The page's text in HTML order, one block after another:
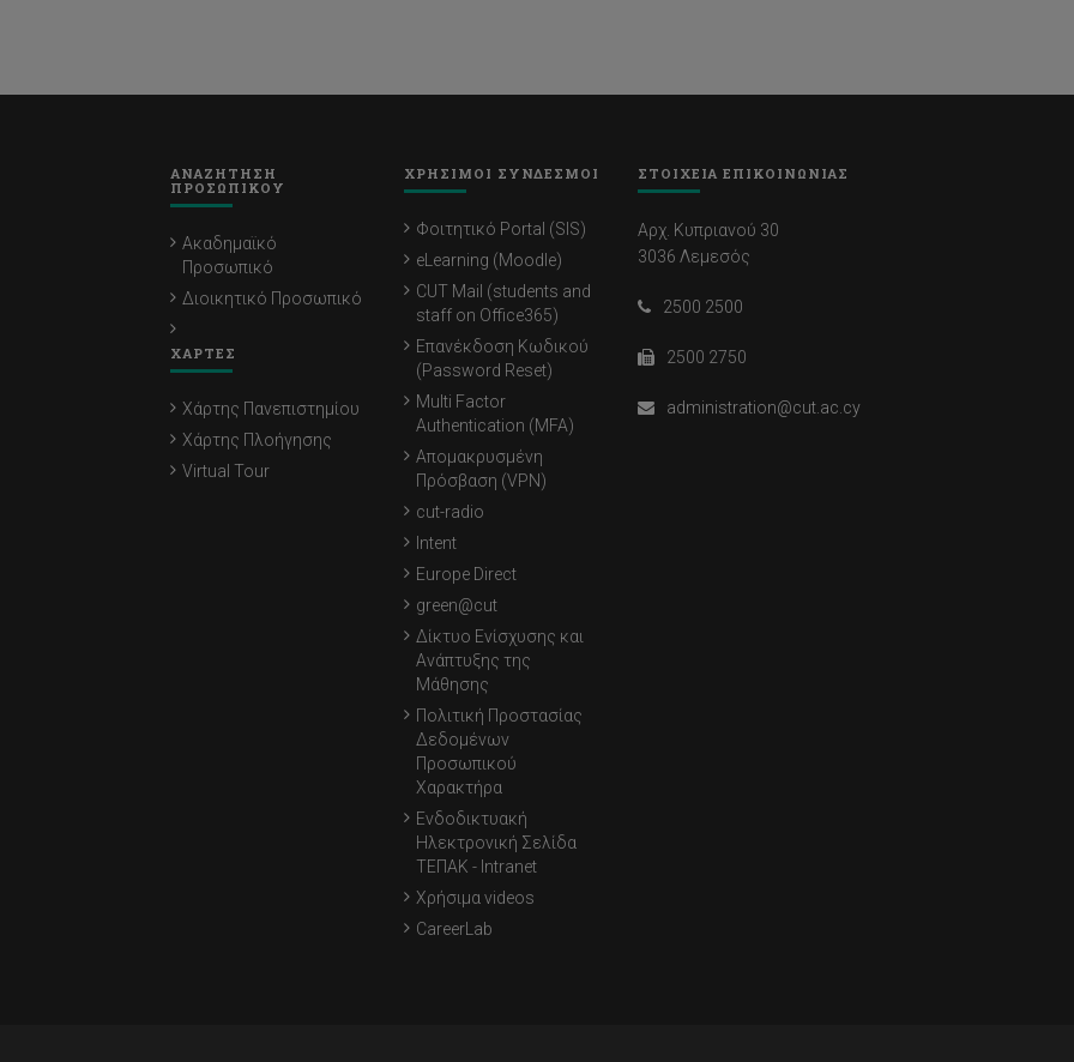
ΑΝΑΖΗΤΗΣΗ
ΠΡΟΣΩΠΙΚΟΥ
Ακαδημαϊκό
Προσωπικό
Διοικητικό Προσωπικό
ΧΑΡΤΕΣ
Χάρτης Πανεπιστημίου
Χάρτης Πλοήγησης
Virtual Tour
ΧΡΗΣΙΜΟΙ ΣΥΝΔΕΣΜΟΙ
Φοιτητικό Portal (SIS)
eLearning (Moodle)
CUT Mail (students and
staff on Office365)
Επανέκδοση Κωδικού
(Password Reset)
Multi Factor
Authentication (MFA)
Απομακρυσμένη
Πρόσβαση (VPN)
cut-radio
Intent
Europe Direct
green@cut
Δίκτυο Ενίσχυσης και
Ανάπτυξης της
Μάθησης
Πολιτική Προστασίας
Δεδομένων
Προσωπικού
Χαρακτήρα
Ενδοδικτυακή
Ηλεκτρονική Σελίδα
ΤΕΠΑΚ - Intranet
Χρήσιμα videos
CareerLab
ΣΤΟΙΧΕΙΑ ΕΠΙΚΟΙΝΩΝΙΑΣ
Αρχ. Κυπριανού 30
3036 Λεμεσός
2500 2500
2500 2750
administration@cut.ac.cy